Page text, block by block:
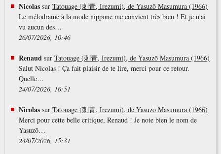
Nicolassur Tatouage (刺青, Irezumi), de Yasuzō Masumura (1966)
Le mélodrame à la mode nippone me convient très bien ! Et je n'ai
vu aucun des…
26/07/2026, 10:46
Renaud sur Tatouage (刺青, Irezumi), de Yasuzō Masumura (1966)
Salut Nicolas ! Ça fait plaisir de te lire, merci pour ce retour.
Quelle…
24/07/2026, 16:51
Nicolassur Tatouage (刺青, Irezumi), de Yasuzō Masumura (1966)
Merci pour cette belle critique, Renaud ! Je note bien le nom de
Yasuzō…
24/07/2026, 15:31